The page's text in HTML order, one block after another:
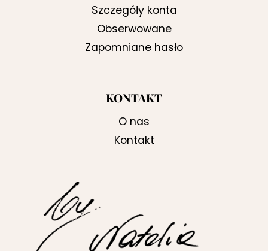
Szczegóły konta
Obserwowane
Zapomniane hasło
KONTAKT
O nas
Kontakt